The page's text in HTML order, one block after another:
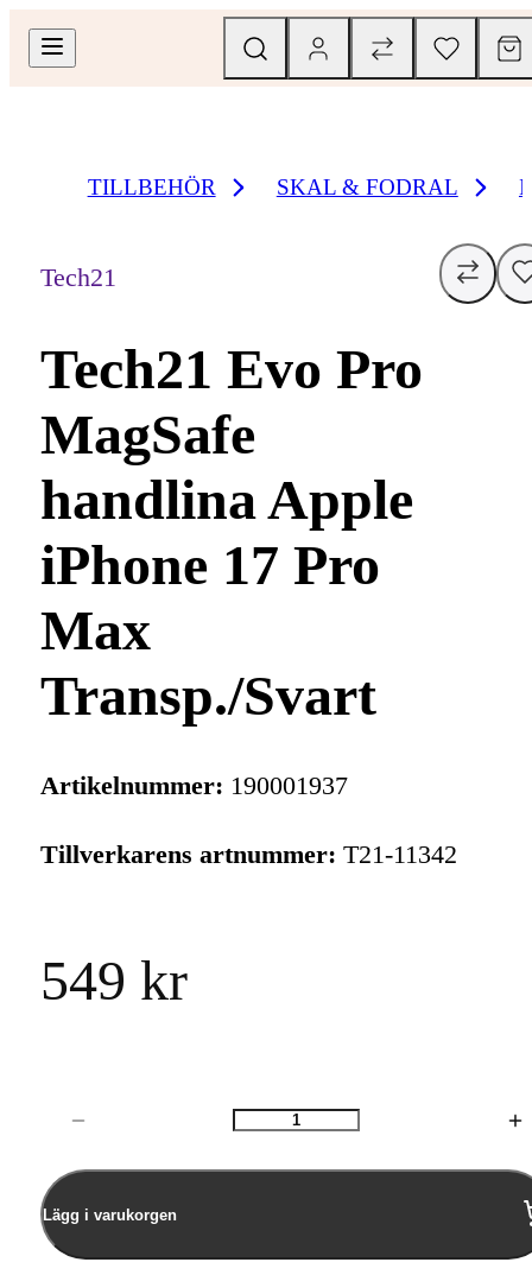
TILLBEHÖR SKAL & FODRAL
Tech21
Tech21 Evo Pro
MagSafe
handlina Apple
iPhone 17 Pro
Max
Transp./Svart
Artikelnummer: 190001937
Tillverkarens artnummer: T21-11342
549 kr
Antal
Lägg i varukorgen